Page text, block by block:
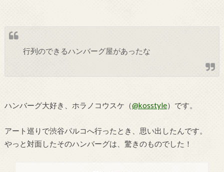
行列のできるハンバーグ屋があったな
ハンバーグ大好き、ホラノコウスケ（@kosstyle）です。
アート巡りで渋谷パルコへ行ったとき、思い出したんです。
やっと対面したそのハンバーグは、驚きのものでした！